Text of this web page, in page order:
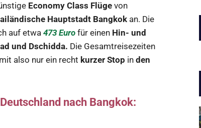
Economy Class Flüge von
Hauptstadt Bangkok an. Die
auf etwa 473 Euro für einen Hin- und
und Dschidda. Die Gesamtreisezeiten
also nur ein recht kurzer Stop in den
nach Bangkok: